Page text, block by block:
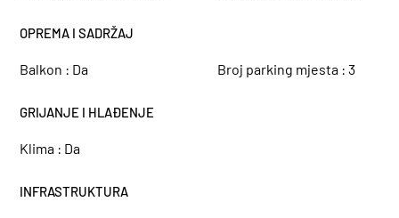
OPREMA I SADRŽAJ
Balkon : Da Broj parking mjesta :3
GRIJANJE I HLAĐENJE
Klima : Da
INFRASTRUKTURA